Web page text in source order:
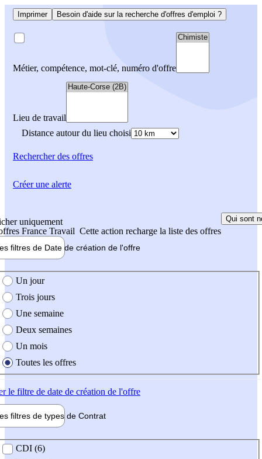
Imprimer Besoin d'aide sur la recherche d'offres d'emploi ?
Métier, compétence, mot-clé, numéro d'offre
Lieu de travail
Distance autour du lieu choisi
Rechercherdes offres
uniquement
France Travail Cette action recharge la liste des offres
Qui sont
filtres de Date de création de l'offre
création de l'offre
Un jour
Trois jours
Une semaine
Deux semaines
Un mois
Toutes les offres
le filtre de date de création de l'offre
filtres de types de Contrat
contrat
CDI (6)
Créer une alerte